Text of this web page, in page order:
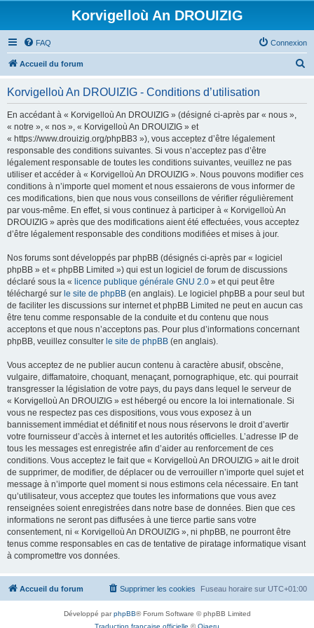
Korvigelloù An DROUIZIG
FAQ Connexion
Accueil du forum
Korvigelloù An DROUIZIG - Conditions d’utilisation
En accédant à « Korvigelloù An DROUIZIG » (désigné ci-après par « nous »,
« notre », « nos », « Korvigelloù An DROUIZIG » et
« https://www.drouizig.org/phpBB3 »), vous acceptez d’être légalement
responsable des conditions suivantes. Si vous n’acceptez pas d’être
légalement responsable de toutes les conditions suivantes, veuillez ne pas
utiliser et accéder à « Korvigelloù An DROUIZIG ». Nous pouvons modifier ces
conditions à n’importe quel moment et nous essaierons de vous informer de
ces modifications, bien que nous vous conseillons de vérifier régulièrement
par vous-même. En effet, si vous continuez à participer à « Korvigelloù An
DROUIZIG » après que des modifications aient été effectuées, vous acceptez
d’être légalement responsable des conditions modifiées et mises à jour.
Nos forums sont développés par phpBB (désignés ci-après par « logiciel
phpBB » et « phpBB Limited ») qui est un logiciel de forum de discussions
déclaré sous la « licence publique générale GNU 2.0 » et qui peut être
téléchargé sur le site de phpBB (en anglais). Le logiciel phpBB a pour seul but
de faciliter les discussions sur internet et phpBB Limited ne peut en aucun cas
être tenu comme responsable de la conduite et du contenu que nous
acceptons et que nous n’acceptons pas. Pour plus d’informations concernant
phpBB, veuillez consulter le site de phpBB (en anglais).
Vous acceptez de ne publier aucun contenu à caractère abusif, obscène,
vulgaire, diffamatoire, choquant, menaçant, pornographique, etc. qui pourrait
transgresser la législation de votre pays, du pays dans lequel le serveur de
« Korvigelloù An DROUIZIG » est hébergé ou encore la loi internationale. Si
vous ne respectez pas ces dispositions, vous vous exposez à un
bannissement immédiat et définitif et nous nous réservons le droit d’avertir
votre fournisseur d’accès à internet et les autorités officielles. L’adresse IP de
tous les messages est enregistrée afin d’aider au renforcement de ces
conditions. Vous acceptez le fait que « Korvigelloù An DROUIZIG » ait le droit
de supprimer, de modifier, de déplacer ou de verrouiller n’importe quel sujet et
message à n’importe quel moment si nous estimons cela nécessaire. En tant
qu’utilisateur, vous acceptez que toutes les informations que vous avez
renseignées soient enregistrées dans notre base de données. Bien que ces
informations ne seront pas diffusées à une tierce partie sans votre
consentement, ni « Korvigelloù An DROUIZIG », ni phpBB, ne pourront être
tenus comme responsables en cas de tentative de piratage informatique visant
à compromettre vos données.
Accueil du forum Fuseau horaire sur UTC+01:00
Supprimer les cookies
Développé parphpBB® Forum Software © phpBB Limited
Traduction française officielle ©Qiaeru